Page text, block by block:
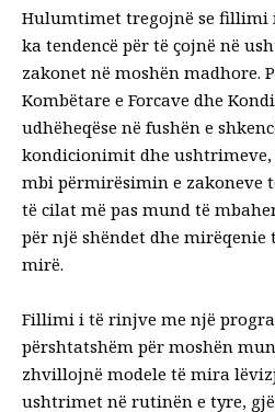
Hulumtimet tregojnë se fillimi
ka tendencë për të çojnë në
zakonet në moshën madhore.
Kombëtare e Forcave dhe
udhëheqëse në fushën e
kondicionimit dhe ushtrimeve,
mbi përmirësimin e zakoneve
të cilat më pas mund të
për një shëndet dhe
mirë.
Fillimi i të rinjve me një
përshtatshëm për moshën
zhvillojnë modele të mira
ushtrimet në rutinën e tyre,